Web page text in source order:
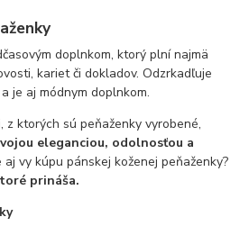
doplnkom, ktorý plní najmä
kariet či dokladov. Odzrkadľuje
je aj módnym doplnkom.
z ktorých sú peňaženky vyrobené,
eleganciou, odolnosťou a
aj vy kúpu pánskej koženej peňaženky?
prináša.